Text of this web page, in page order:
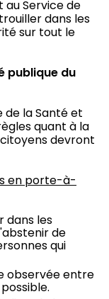
au Service de
dans les
sur tout le
publique du
de la Santé et
quant à la
devront
en porte-à-
dans les
de
qui
observée entre